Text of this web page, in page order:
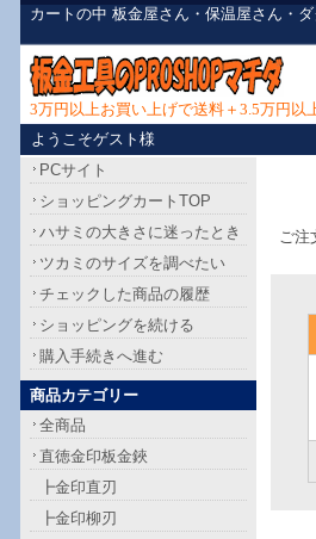
カートの中 板金屋さん・保温屋さん・
3万円以上お買い上げで送料＋3.5万円
ようこそゲスト様
ご注
PCサイト
ショッピングカートTOP
ハサミの大きさに迷ったとき
ツカミのサイズを調べたい
チェックした商品の履歴
ショッピングを続ける
購入手続きへ進む
商品カテゴリー
全商品
直徳金印板金鋏
┣金印直刃
┣金印柳刃